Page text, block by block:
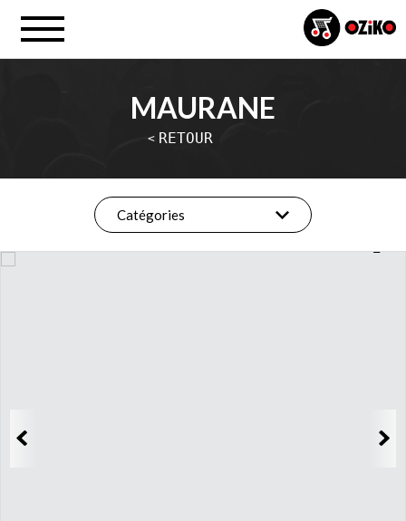
< RETOUR
MAURANE
Catégories